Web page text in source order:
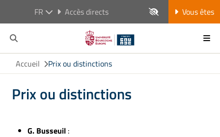
FR Accès directs Vous êtes
Accueil Prix ou distinctions
Prix ou distinctions
G. Busseuil :